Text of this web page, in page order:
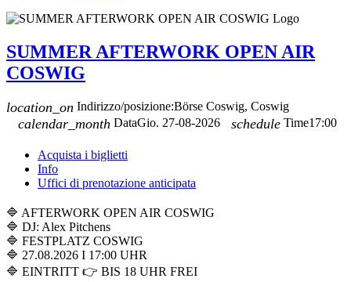
SUMMER AFTERWORK OPEN AIR
COSWIG
location_on Indirizzo/posizione:Börse Coswig, Coswig
calendar_month DataGio. 27-08-2026 schedule Time17:00
Acquista i biglietti
Info
Uffici di prenotazione anticipata
🔷 AFTERWORK OPEN AIR COSWIG
🔷 DJ: Alex Pitchens
🔷 FESTPLATZ COSWIG
🔷 27.08.2026 I 17:00 UHR
🔷 EINTRITT 👉 BIS 18 UHR FREI